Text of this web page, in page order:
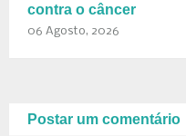
contra o câncer
06 Agosto, 2026
Postar um comentário